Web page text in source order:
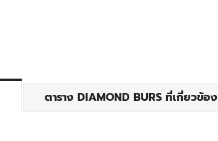
ตาราง DIAMOND BURS ที่เกี่ยวข้อง